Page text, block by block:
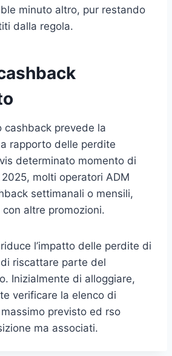
minuto altro, pur restando
dalla regola.
cashback prevede la
rapporto delle perdite
determinato momento di
molti operatori ADM
settimanali o mensili,
altre promozioni.
l’impatto delle perdite di
riscattare parte del
Inizialmente di alloggiare,
verificare la elenco di
previsto ed rso
ma associati.